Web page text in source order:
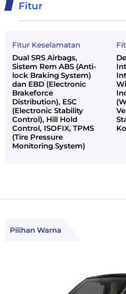
Fitur
Fitur Keselamatan
Dual SRS Airbags,
Sistem Rem ABS (Anti-
lock Braking System)
dan EBD (Electronic
Brakeforce
Distribution), ESC
(Electronic Stability
Control), Hill Hold
Control, ISOFIX, TPMS
(Tire Pressure
Monitoring System)
Pilihan Warna